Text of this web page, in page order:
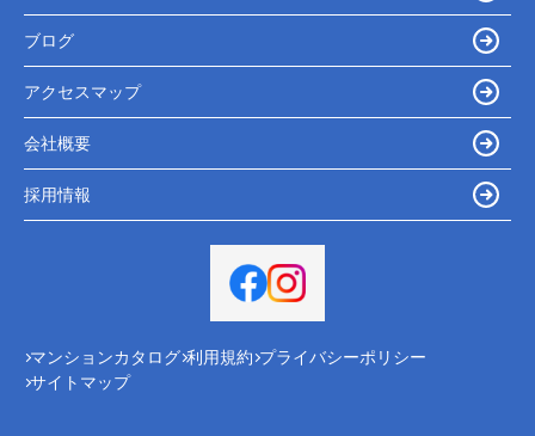
ブログ
アクセスマップ
会社概要
採用情報
マンションカタログ 利用規約 プライバシーポリシー
サイトマップ